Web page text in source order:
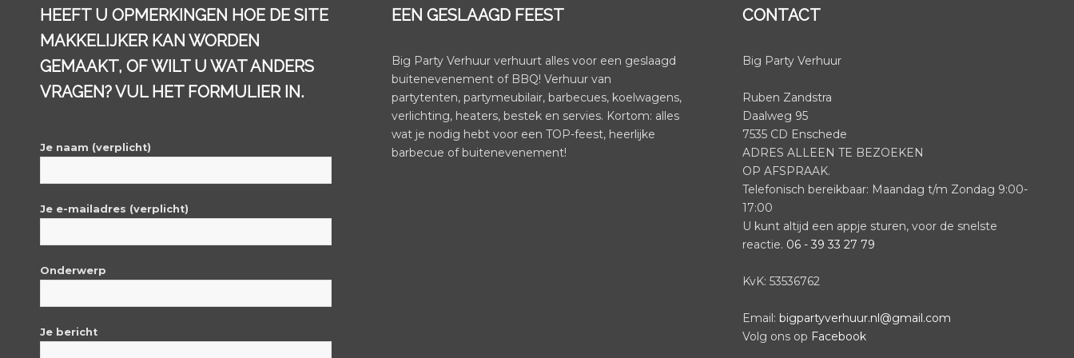
HEEFT U OPMERKINGEN HOE DE SITE
MAKKELIJKER KAN WORDEN
GEMAAKT, OF WILT U WAT ANDERS
VRAGEN? VUL HET FORMULIER IN.
Je naam (verplicht)
Je e-mailadres (verplicht)
Onderwerp
Je bericht
EEN GESLAAGD FEEST
Big Party Verhuur verhuurt alles voor een geslaagd
buitenevenement of BBQ! Verhuur van
partytenten, partymeubilair, barbecues, koelwagens,
verlichting, heaters, bestek en servies. Kortom: alles
wat je nodig hebt voor een TOP-feest, heerlijke
barbecue of buitenevenement!
CONTACT
Big Party Verhuur
Ruben Zandstra
Daalweg 95
7535 CD Enschede
ADRES ALLEEN TE BEZOEKEN
OP AFSPRAAK.
Telefonisch bereikbaar: Maandag t/m Zondag 9:00-
17:00
U kunt altijd een appje sturen, voor de snelste
reactie. 06 - 39 33 27 79
KvK: 53536762
Email: bigpartyverhuur.nl@gmail.com
Volg ons op Facebook